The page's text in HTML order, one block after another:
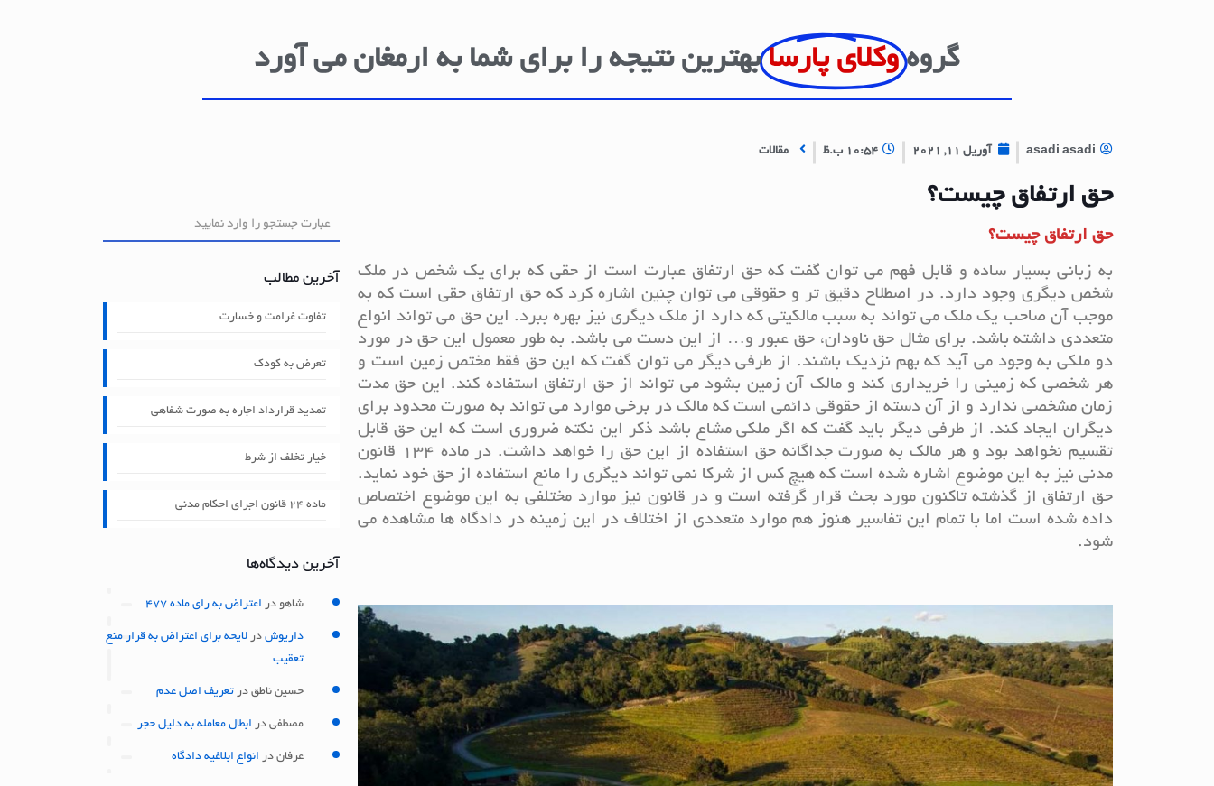
گروه وکلای پارسا بهترین نتیجه را برای شما به ارمغان می آورد
asadi asadi آوریل 11, 2021 10:54 ب.ظ مقالات
حق ارتفاق چیست؟
حق ارتفاق چیست؟
به زبانی بسیار ساده و قابل فهم می توان گفت که حق ارتفاق عبارت است از حقی که برای یک شخص در ملک
شخص دیگری وجود دارد. در اصطلاح دقیق تر و حقوقی می توان چنین اشاره کرد که حق ارتفاق حقی است که به
موجب آن صاحب یک ملک می تواند به سبب مالکیتی که دارد از ملک دیگری نیز بهره ببرد. این حق می تواند انواع
متعددی داشته باشد. برای مثال حق ناودان، حق عبور و… از این دست می باشد. به طور معمول این حق در مورد
دو ملکی به وجود می آید که بهم نزدیک باشند. از طرفی دیگر می توان گفت که این حق فقط مختص زمین است و
هر شخصی که زمینی را خریداری کند و مالک آن زمین بشود می تواند از حق ارتفاق استفاده کند. این حق مدت
زمان مشخصی ندارد و از آن دسته از حقوقی دائمی است که مالک در برخی موارد می تواند به صورت محدود برای
دیگران ایجاد کند. از طرفی دیگر باید گفت که اگر ملکی مشاع باشد ذکر این نکته ضروری است که این حق قابل
تقسیم نخواهد بود و هر مالک به صورت جداگانه حق استفاده از این حق را خواهد داشت. در ماده 134 قانون
مدنی نیز به این موضوع اشاره شده است که هیچ کس از شرکا نمی تواند دیگری را مانع استفاده از حق خود نماید.
حق ارتفاق از گذشته تاکنون مورد بحث قرار گرفته است و در قانون نیز موارد مختلفی به این موضوع اختصاص
داده شده است اما با تمام این تفاسیر هنوز هم موارد متعددی از اختلاف در این زمینه در دادگاه ها مشاهده می
شود.
آخرین مطالب
تفاوت غرامت و خسارت
تعرض به کودک
تمدید قرارداد اجاره به صورت شفاهی
خیار تخلف از شرط
ماده ۲۴ قانون اجرای احکام مدنی
آخرین دیدگاه‌ها
شاهو در اعتراض به رای ماده 477
داریوشدر لایحه برای اعتراض به قرار منع
تعقیب
حسین ناطقدر تعریف اصل عدم
مصطفیدر ابطال معامله به دلیل حجر
عرفاندر انواع ابلاغیه دادگاه